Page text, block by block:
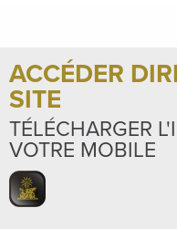
ACCÉDER
SITE
TÉLÉCHARGER
VOTRE MOBILE